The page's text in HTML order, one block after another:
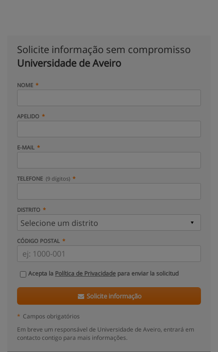
Solicite informação sem compromisso
Universidade de Aveiro
NOME
APELIDO
E-MAIL
TELEFONE (9 dígitos)
DISTRITO
CÓDIGO POSTAL
Acepta la Política de Privacidade para enviar la solicitud
Solicite informação
* Campos obrigatórios
Em breve um responsável de Universidade de Aveiro, entrará em
contacto contigo para mais informações.